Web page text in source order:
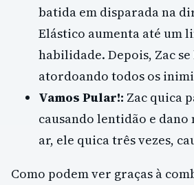
batida em disparada na
Elástico aumenta até um
habilidade. Depois, Zac
atordoando todos os
Vamos Pular!: Zac quica
causando lentidão e
ar, ele quica três vezes,
Como podem ver graças à